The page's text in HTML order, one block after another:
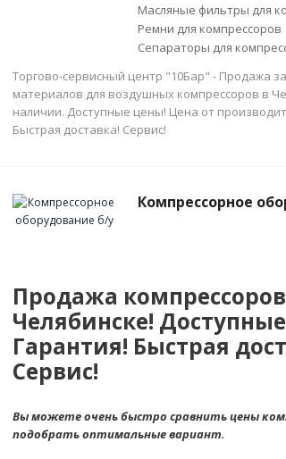
Масляные фильтры для
Ремни для компрессоров
Сепараторы для
Торгово-сервисный центр "10Бар" - Продажа
материалов для воздушных компрессоров в
наличии. Доступные цены! Цена от
Быстрая доставка! Сервис!
Компрессорное
Продажа
Челябинске!
Гарантия! Быстрая
Сервис!
Вы можете очень быстро сравнить цены
подобрать оптимальные вариант.